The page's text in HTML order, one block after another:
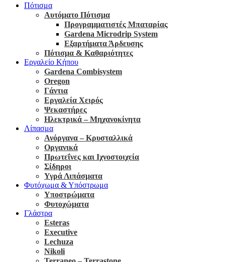
Πότισμα
Αυτόματο Πότισμα
Προγραμματιστές Μπαταρίας
Gardena Microdrip System
Εξαρτήματα Άρδευσης
Πότισμα & Καθαριότητες
Εργαλείο Κήπου
Gardena Combisystem
Oregon
Γάντια
Εργαλεία Χειρός
Ψεκαστήρες
Ηλεκτρικά – Μηχανοκίνητα
Λίπασμα
Ανόργανα – Κρυσταλλικά
Οργανικά
Πρωτεΐνες και Ιχνοστοιχεία
Σίδηροι
Υγρά Λιπάσματα
Φυτόχωμα & Υπόστρωμα
Υποστρώματα
Φυτοχώματα
Γλάστρα
Esteras
Executive
Lechuza
Nikoli